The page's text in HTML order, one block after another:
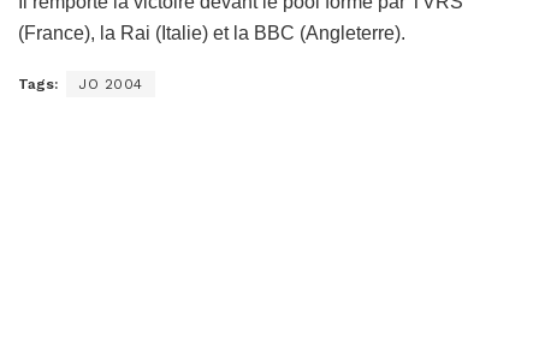
(France), la Rai (Italie) et la BBC (Angleterre).
Tags: JO 2004